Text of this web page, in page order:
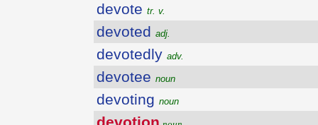
devote tr. v.
devoted adj.
devotedly adv.
devotee noun
devoting noun